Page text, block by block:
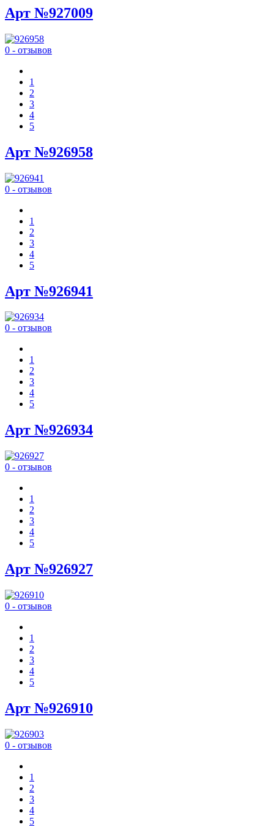
Арт №927009
0 - отзывов
1
2
3
4
5
Арт №926958
0 - отзывов
1
2
3
4
5
Арт №926941
0 - отзывов
1
2
3
4
5
Арт №926934
0 - отзывов
1
2
3
4
5
Арт №926927
0 - отзывов
1
2
3
4
5
Арт №926910
0 - отзывов
1
2
3
4
5